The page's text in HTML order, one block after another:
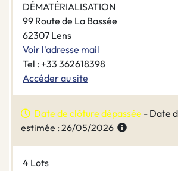
DÉMATÉRIALISATION
99 Route de La Bassée
62307 Lens
Voir l'adresse mail
Tel : +33 362618398
Accéder au site
Date de clôture dépassée - Date
estimée : 26/05/2026
4 Lots